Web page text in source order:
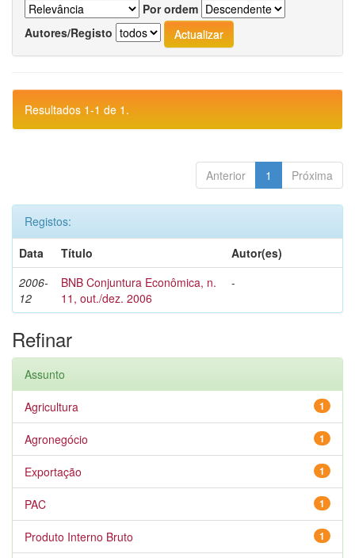
Por ordem
Autores/Registo
Resultados 1-1 de 1.
Anterior 1 Próxima
Registos:
Data
Título
Autor(es)
2006-
12
BNB Conjuntura Econômica, n.
11, out./dez. 2006
-
Refinar
Assunto
1
Agricultura
1
Agronegócio
1
Exportação
1
PAC
1
Produto Interno Bruto